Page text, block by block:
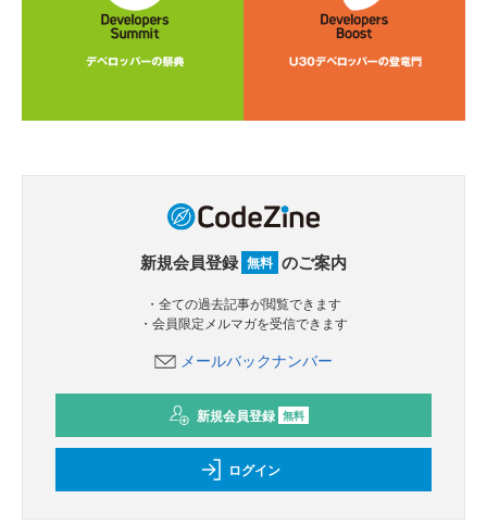
新規会員登録 無料 のご案内
・全ての過去記事が閲覧できます
・会員限定メルマガを受信できます
メールバックナンバー
新規会員登録 無料
ログイン